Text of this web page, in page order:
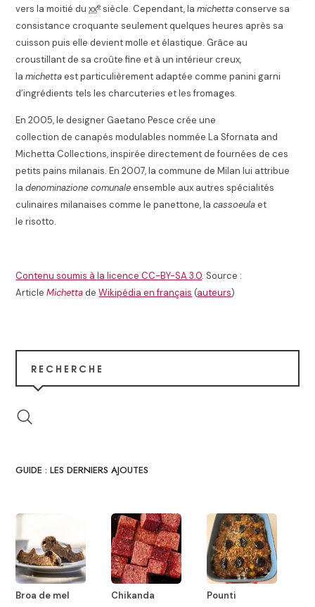
vers lamoitié duxxe siècle. Cependant, lamichettaconserve sa
consistance croquante seulement quelques heures après sa
cuisson puis elle devient molle et élastique. Grâce au
croustillant de sa croûte fine et à un intérieur creux,
lamichettaest particulièrement adaptée comme panini garni
d’ingrédients tels les charcuteries et les fromages.
En 2005, le designer Gaetano Pesce crée une
collection de canapés modulables nommée La Sfornata and
Michetta Collections, inspirée directement de fournées de ces
petits pains milanais. En 2007, la commune de Milan lui attribue
ladenominazione comunale ensemble aux autres spécialités
culinaires milanaises comme le panettone, lacassoeulaet
le risotto.
Contenu soumis à la licence CC-BY-SA 3.0. Source :
ArticleMichettadeWikipédia en français (auteurs)
RECHERCHE
GUIDE : LES DERNIERS AJOUTES
Broa de mel Chikanda Pounti